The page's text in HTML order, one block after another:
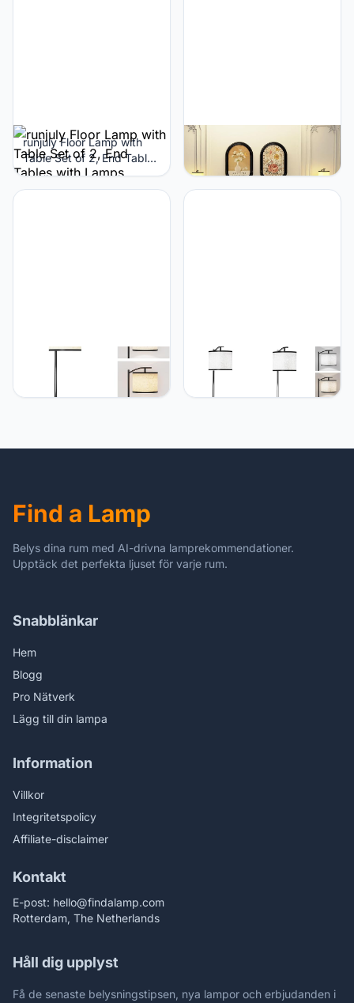
runjuly Floor Lamp with
Table Set of 2, End Tables
with Lamps Attached 3-
Color Temperature Bulb,
runjuly Floor Lamp with
Table Set of 2, End Tables
with Lamps Attached 3-
Color Temperature Bulb,
runjuly Floor Lamp with
Table, End Tables with
Lamps Attached 3-Color
Nachtstandaard met
lamp, set van 2, vloerlamp
Find a Lamp
Belys dina rum med AI-drivna lamprekommendationer.
Upptäck det perfekta ljuset för varje rum.
Snabblänkar
Hem
Blogg
Pro Nätverk
Lägg till din lampa
Information
Villkor
Integritetspolicy
Affiliate-disclaimer
Kontakt
E-post: hello@findalamp.com
Rotterdam, The Netherlands
Håll dig upplyst
Få de senaste belysningstipsen, nya lampor och erbjudanden i